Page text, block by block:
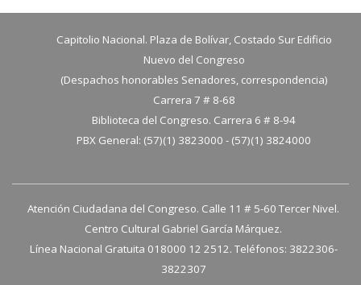
Capitolio Nacional. Plaza de Bolívar, Costado Sur Edificio
Nuevo del Congreso
(Despachos honorables Senadores, correspondencia)
Carrera 7 # 8-68
Biblioteca del Congreso. Carrera 6 # 8-94
PBX General: (57)(1) 3823000 - (57)(1) 3824000
Atención Ciudadana del Congreso. Calle 11 # 5-60 Tercer Nivel.
Centro Cultural Gabriel García Márquez.
Línea Nacional Gratuita 018000 12 2512. Teléfonos: 3822306-
3822307